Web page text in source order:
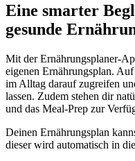
Eine smarter
gesunde
Mit der Ernährungsplaner-
eigenen Ernährungsplan.
im Alltag darauf zugreifen
lassen. Zudem stehen dir
und das Meal-Prep zur
Deinen Ernährungsplan
dieser wird automatisch in